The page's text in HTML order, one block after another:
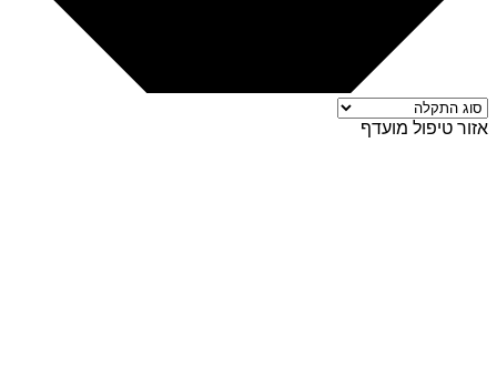
אזור טיפול מועדף